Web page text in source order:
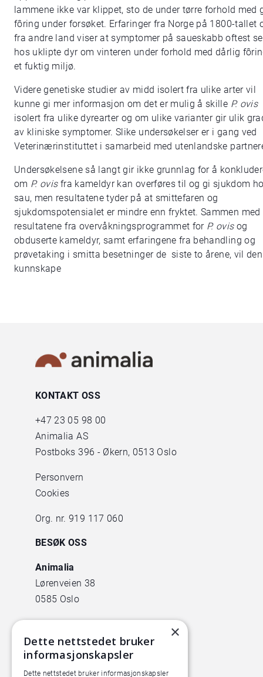
lammene ikke var klippet, sto de under tørre forhold med
fôring under forsøket. Erfaringer fra Norge på 1800-tallet
fra andre land viser at symptomer på saueskabb oftest
hos uklipte dyr om vinteren under forhold med dårlig
et fuktig miljø.
Videre genetiske studier av midd isolert fra ulike arter vil
kunne gi mer informasjon om det er mulig å skille P. ovis
isolert fra ulike dyrearter og om ulike varianter gir ulik
av kliniske symptomer. Slike undersøkelser er i gang ved
Veterinærinstituttet i samarbeid med utenlandske
Undersøkelsene så langt gir ikke grunnlag for å
om P. ovisfra kameldyr kan overføres til og gi sjukdom
sau, men resultatene tyder på at smittefaren og
sjukdomspotensialet er mindre enn fryktet. Sammen med
resultatene fra overvåkningsprogrammet for P. ovisog
obduserte kameldyr, samt erfaringene fra behandling og
prøvetaking i smitta besetninger de siste to årene, vil
kunnskape
KONTAKT OSS
+47 23 05 98 00
Animalia AS
Postboks 396 - Økern, 0513 Oslo
Personvern
Cookies
Org. nr. 919 117 060
BESØK OSS
Animalia
Lørenveien 38
0585 Oslo
Økern Torgvei 13,
inngang B
×
Dette nettstedet bruker
informasjonskapsler
Dette nettstedet bruker informasjonskapsler